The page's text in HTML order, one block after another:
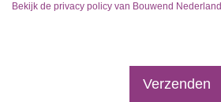
Bekijk de privacy policy van Bouwend Nederland
Verzenden